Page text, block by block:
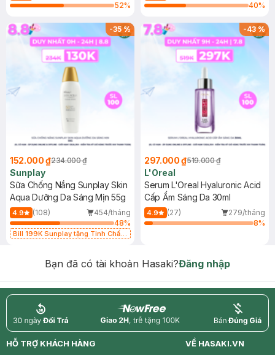
52%
40%
-35%
152.000 ₫234.000 ₫
Sunplay
Sữa Chống Nắng Sunplay Skin
Aqua Dưỡng Da Sáng Mịn 55g
4.9 (108)
454/tháng
48%
Bill 199K Sunplay tặng Tinh Chất
-43%
297.000 ₫519.000 ₫
L'Oreal
Serum L'Oreal Hyaluronic Acid
Cấp Ẩm Sáng Da 30ml
4.9 (27)
279/tháng
8%
Bạn đã có tài khoản Hasaki?Đăng nhập
return nowfree price
HỖ TRỢ KHÁCH HÀNG
VỀ HASAKI.VN